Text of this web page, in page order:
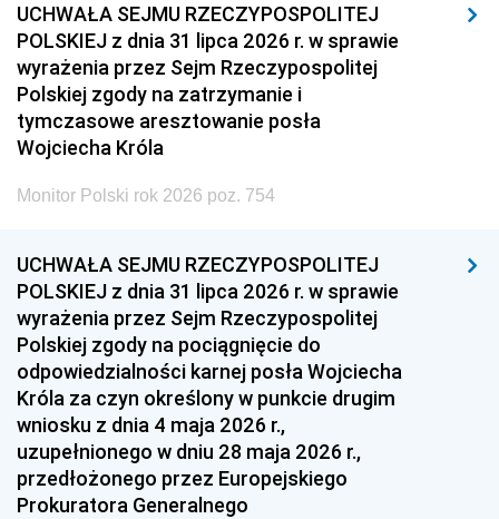
UCHWAŁA SEJMU RZECZYPOSPOLITEJ
POLSKIEJ z dnia 31 lipca 2026 r. w sprawie
wyrażenia przez Sejm Rzeczypospolitej
Polskiej zgody na zatrzymanie i
tymczasowe aresztowanie posła
Wojciecha Króla
Monitor Polski rok 2026 poz. 754
UCHWAŁA SEJMU RZECZYPOSPOLITEJ
POLSKIEJ z dnia 31 lipca 2026 r. w sprawie
wyrażenia przez Sejm Rzeczypospolitej
Polskiej zgody na pociągnięcie do
odpowiedzialności karnej posła Wojciecha
Króla za czyn określony w punkcie drugim
wniosku z dnia 4 maja 2026 r.,
uzupełnionego w dniu 28 maja 2026 r.,
przedłożonego przez Europejskiego
Prokuratora Generalnego